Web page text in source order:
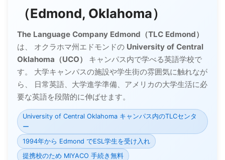
（Edmond, Oklahoma）
The Language Company Edmond（TLC Edmond）
は、 オクラホマ州エドモンドの University of Central
Oklahoma（UCO）
キャンパス内で学べる英語学校で
す。 大学キャンパスの施設や学生街の雰囲気に触れなが
ら、 日常英語、大学進学準備、アメリカの大学生活に必
要な英語を段階的に伸ばせます。
University of Central Oklahoma キャンパス内のTLCセンタ
ー
1994年から Edmond でESL学生を受け入れ
提携校のため MIYACO 手続き無料